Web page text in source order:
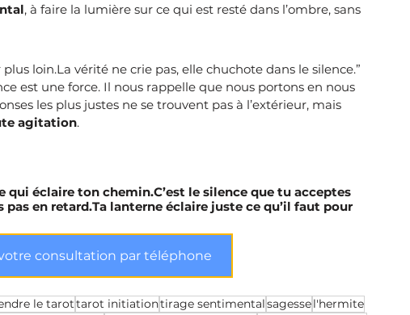
, à faire la lumière sur ce qui est resté dans l’ombre, sans
loin.La vérité ne crie pas, elle chuchote dans le silence.”
est une force. Il nous rappelle que nous portons en nous
les plus justes ne se trouvent pas à l’extérieur, mais
agitation.
qui éclaire ton chemin.C’est le silence que tu acceptes
pas en retard.Ta lanterne éclaire juste ce qu’il faut pour
consultation par téléphone
le tarottarot initiationtirage sentimentalsagessel'hermite